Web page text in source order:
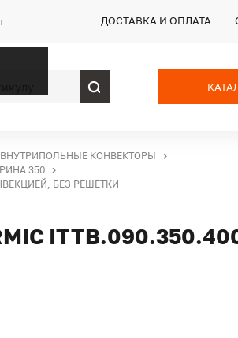
ДОСТАВКА И ОПЛАТА
ВНУТРИПОЛЬНЫЕ КОНВЕКТОРЫ
350
БЕЗ РЕШЕТКИ